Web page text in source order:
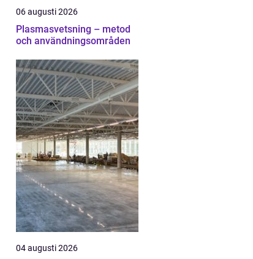
06 augusti 2026
Plasmasvetsning – metod
och användningsområden
04 augusti 2026